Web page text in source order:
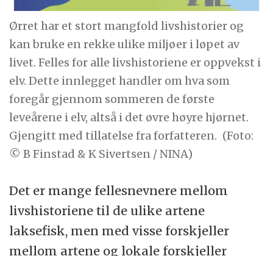
Ørret har et stort mangfold livshistorier og
kan bruke en rekke ulike miljøer i løpet av
livet. Felles for alle livshistoriene er oppvekst i
elv. Dette innlegget handler om hva som
foregår gjennom sommeren de første
leveårene i elv, altså i det øvre høyre hjørnet.
Gjengitt med tillatelse fra forfatteren. (Foto:
© B Finstad & K Sivertsen / NINA)
Det er mange fellesnevnere mellom
livshistoriene til de ulike artene
laksefisk, men med visse forskjeller
mellom artene og lokale forskjeller